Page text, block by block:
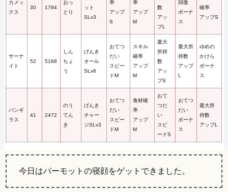
カメッ
クス
30 1794
おっ
とり
ット
SLv3
率
アップ
S
率
アップ
M
数
アッ
プL
回復
ボーナ
ス
確率
アップS
サーナ
イト
52 5188
しん
ちょ
う
げんき
オール
SLv6
おてつ
だい
スピー
ドM
スキル
確率
アップ
M
最大
所持
数
アッ
プS
最大所
持数
アップ
L
ゆめの
かけら
ボーナ
ス
バンギ
ラス
41 2472
のう
てん
き
げんき
チャー
ジSLv3
おてつ
だい
スピー
ドM
食材確
率
アップ
M
おて
つだ
い
スピ
ードS
おてつ
だい
ボーナ
ス
最大所
持数
アップL
今日はパーモットの寝顔をゲットできました。